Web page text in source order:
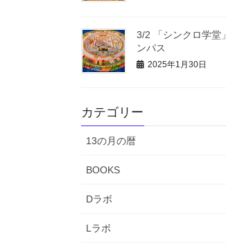
3/2 「シンクロ学堂
ンパス
2025年1月30日
カテゴリー
13の月の暦
BOOKS
Dラボ
Lラボ